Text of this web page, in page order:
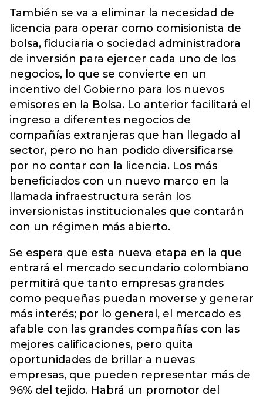
También se va a eliminar la necesidad de
licencia para operar como comisionista de
bolsa, fiduciaria o sociedad administradora
de inversión para ejercer cada uno de los
negocios, lo que se convierte en un
incentivo del Gobierno para los nuevos
emisores en la Bolsa. Lo anterior facilitará el
ingreso a diferentes negocios de
compañías extranjeras que han llegado al
sector, pero no han podido diversificarse
por no contar con la licencia. Los más
beneficiados con un nuevo marco en la
llamada infraestructura serán los
inversionistas institucionales que contarán
con un régimen más abierto.
Se espera que esta nueva etapa en la que
entrará el mercado secundario colombiano
permitirá que tanto empresas grandes
como pequeñas puedan moverse y generar
más interés; por lo general, el mercado es
afable con las grandes compañías con las
mejores calificaciones, pero quita
oportunidades de brillar a nuevas
empresas, que pueden representar más de
96% del tejido. Habrá un promotor del